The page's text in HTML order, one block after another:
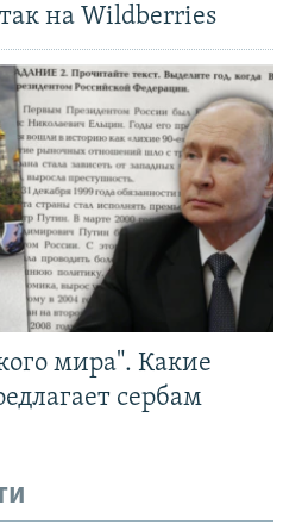
на Wildberries
мира". Какие
сербам